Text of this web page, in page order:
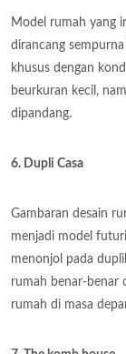
Model rumah yang
dirancang
khusus dengan
beurkuran kecil,
dipandang.
6. Dupli Casa
Gambaran desain
menjadi model
menonjol pada
rumah benar-benar
rumah di masa